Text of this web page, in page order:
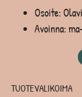
Osoite:
Avoinna:
TUOTEVALIKOIMA